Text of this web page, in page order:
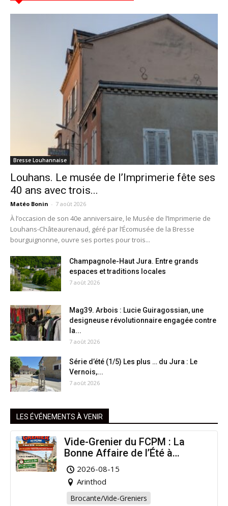
Bresse Louhannaise
Louhans. Le musée de l’Imprimerie fête ses
40 ans avec trois...
Matéo Bonin - 7 août 2026
À l’occasion de son 40e anniversaire, le Musée de l’Imprimerie de
Louhans-Châteaurenaud, géré par l’Écomusée de la Bresse
bourguignonne, ouvre ses portes pour trois...
Champagnole-Haut Jura. Entre grands
espaces et traditions locales
7 août 2026
Mag39. Arbois : Lucie Guiragossian, une
designeuse révolutionnaire engagée contre
la...
7 août 2026
Série d’été (1/5) Les plus … du Jura : Le
Vernois,...
7 août 2026
LES ÉVÉNEMENTS À VENIR
Vide-Grenier du FCPM : La
Bonne Affaire de l’Été à
Arinthod !
2026-08-15
Arinthod
Brocante/Vide-Greniers